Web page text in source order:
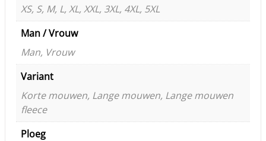
XS, S, M, L, XL, XXL, 3XL, 4XL, 5XL
Man / Vrouw
Man, Vrouw
Variant
Korte mouwen, Lange mouwen, Lange mouwen
fleece
Ploeg